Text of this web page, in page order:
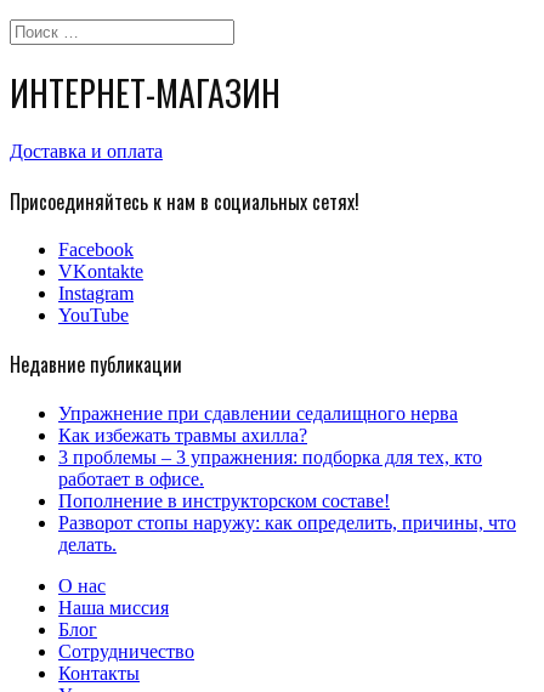
ИНТЕРНЕТ-МАГАЗИН
Доставка и оплата
Присоединяйтесь к нам в социальных сетях!
Facebook
VKontakte
Instagram
YouTube
Недавние публикации
Упражнение при сдавлении седалищного нерва
Как избежать травмы ахилла?
3 проблемы – 3 упражнения: подборка для тех, кто
работает в офисе.
Пополнение в инструкторском составе!
Разворот стопы наружу: как определить, причины, что
делать.
О нас
Наша миссия
Блог
Сотрудничество
Контакты